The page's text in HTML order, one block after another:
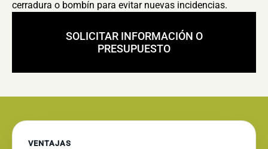
cerradura o bombín para evitar nuevas incidencias.
SOLICITAR INFORMACIÓN O
PRESUPUESTO
VENTAJAS